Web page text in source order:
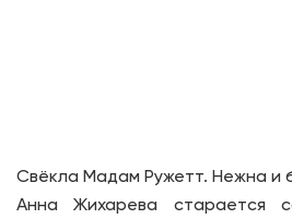
Свёкла Мадам Ружетт. Нежна и
Анна Жихарева старается